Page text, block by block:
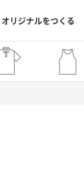
オリジナルをつくる